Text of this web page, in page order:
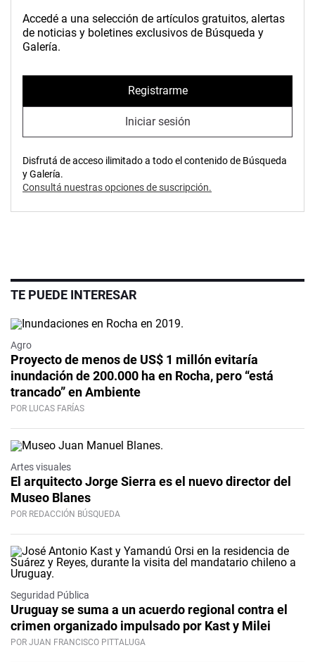
Accedé a una selección de artículos gratuitos, alertas
de noticias y boletines exclusivos de Búsqueda y
Galería.
Registrarme
Iniciar sesión
Disfrutá de acceso ilimitado a todo el contenido de Búsqueda
y Galería.
Consultá nuestras opciones de suscripción.
TE PUEDE INTERESAR
Agro
Proyecto de menos de US$ 1 millón evitaría
inundación de 200.000 ha en Rocha, pero “está
trancado” en Ambiente
POR LUCAS FARÍAS
Artes visuales
El arquitecto Jorge Sierra es el nuevo director del
Museo Blanes
POR REDACCIÓN BÚSQUEDA
Seguridad Pública
Uruguay se suma a un acuerdo regional contra el
crimen organizado impulsado por Kast y Milei
POR JUAN FRANCISCO PITTALUGA